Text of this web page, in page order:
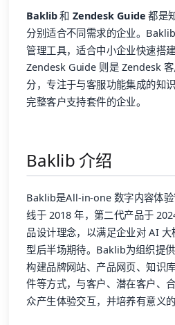
Baklib和 Zendesk Guide 都是
分别适合不同需求的企业。
管理工具，适合中小企业快速搭
Zendesk Guide 则是 Zendesk
分，专注于与客服功能集成的知
完整客户支持套件的企业。
Baklib 介绍
Baklib是All-in-one 数字内容体
线于 2018 年，第二代产品于
品设计理念，以满足企业对 AI
型后半场期待。Baklib为组织提
构建品牌网站、产品网页、知识
件等方式，与客户、潜在客户、
众产生体验交互，并培养有意义的